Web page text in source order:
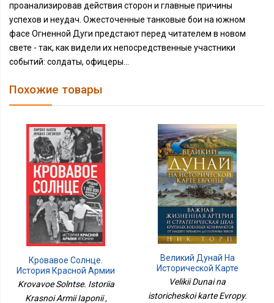
проанализировав действия сторон и главные причины
успехов и неудач. Ожесточенные танковые бои на южном
фасе Огненной Дуги предстают перед читателем в новом
свете - так, как видели их непосредственные участники
событий: солдаты, офицеры...
Похожие товары
Кровавое Солнце.
История Красной Армии
Японии
Krovavoe Solntse. Istoriia
Krasnoi Armii Iaponii ,
Великий Дунай На
Исторической Карте
Европы. Важная
Стратегическая Цель
Velikii Dunai na
istoricheskoi karte Evropy.